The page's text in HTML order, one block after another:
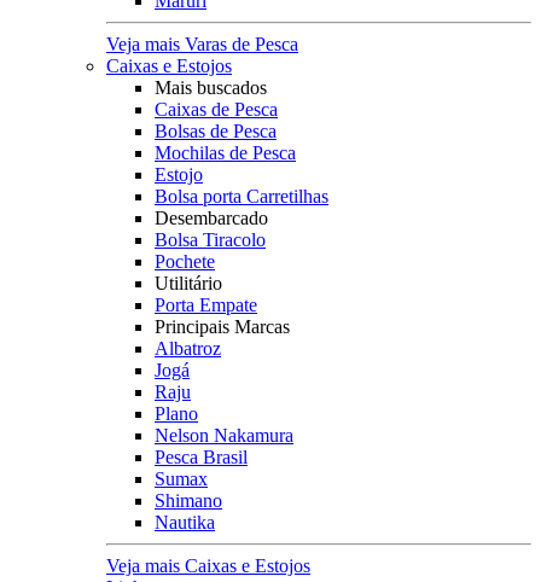
Veja mais Varas de Pesca
Caixas e Estojos
Mais buscados
Caixas de Pesca
Bolsas de Pesca
Mochilas de Pesca
Estojo
Bolsa porta Carretilhas
Desembarcado
Bolsa Tiracolo
Pochete
Utilitário
Porta Empate
Principais Marcas
Albatroz
Jogá
Raju
Plano
Nelson Nakamura
Pesca Brasil
Sumax
Shimano
Nautika
Veja mais Caixas e Estojos